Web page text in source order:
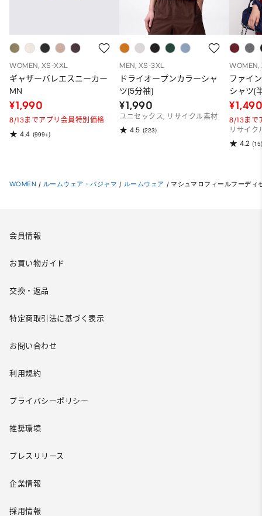
WOMEN, XS-XXL
ギャザーバレエスニーカー
MN
¥1,990
8/13までアプリ会員特別価格
4.4 (999+)
MEN, XS-3XL
ドライオープンカラーシャ
ツ(5分袖)
¥1,990
ユニセックス, リサイクル素材
4.5 (223)
WOMEN,
ファイ
シャツ(
8/13まで
リサイク
4.2 (15)
WOMEN / ルームウェア・パジャマ / ルームウェア / マシュマロフィールフーディ
会員情報
お買い物ガイド
交換・返品
特定商取引法に基づく表示
お問い合わせ
利用規約
プライバシーポリシー
推奨環境
プレスリリース
企業情報
採用情報